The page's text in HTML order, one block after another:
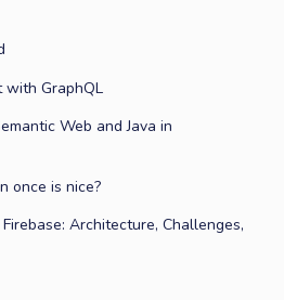
with GraphQL
Web and Java in
once is nice?
Architecture, Challenges,